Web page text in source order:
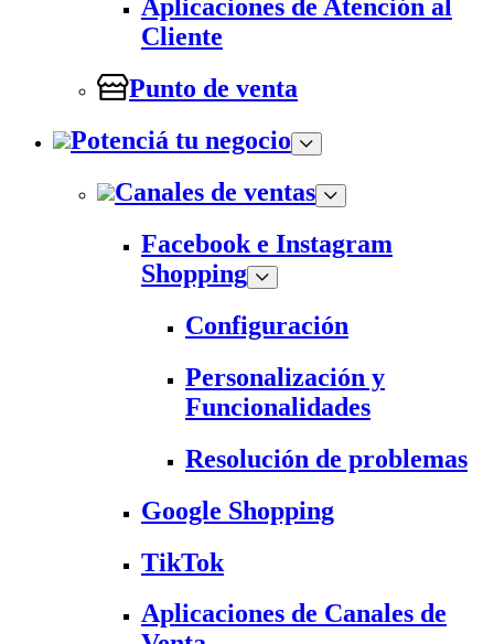
Aplicaciones de Atención al
Cliente
Punto de venta
Potenciá tu negocio
Canales de ventas
Facebook e Instagram
Shopping
Configuración
Personalización y
Funcionalidades
Resolución de problemas
Google Shopping
TikTok
Aplicaciones de Canales de